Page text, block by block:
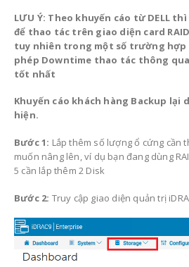
LƯU Ý: Theo khuyến cáo từ DELL
để thao tác trên giao diện card
tuy nhiên trong một số trường hợp
phép Downtime thao tác thông qua
tốt nhất
Khuyến cáo khách hàng Backup
hiện.
Bước 1: Lắp thêm số lượng ổ cứng cần
muốn nâng lên, ví dụ bạn đang dùng
5 cần lắp thêm 2 Disk
Bước 2: Truy cập giao diện quản trị